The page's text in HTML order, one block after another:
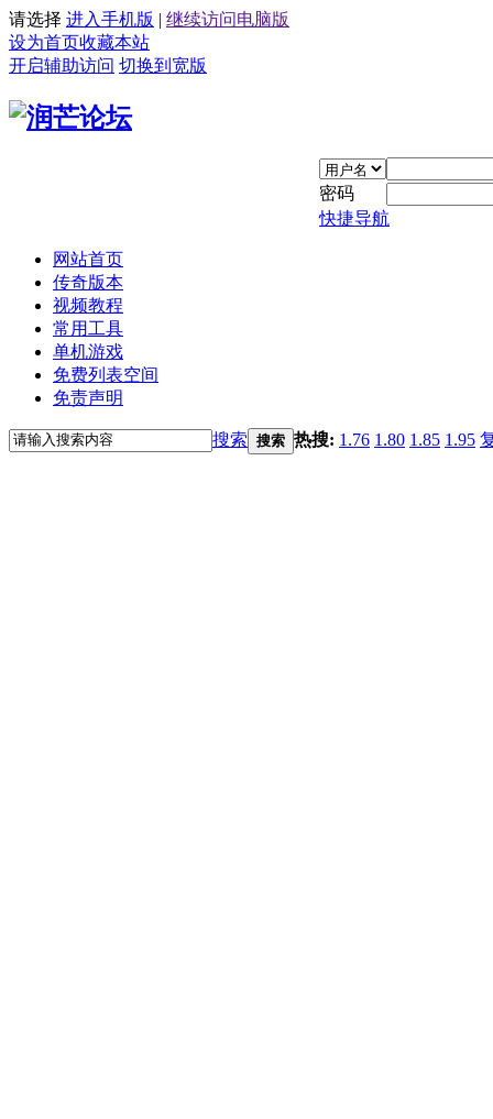
请选择 进入手机版 | 继续访问电脑版
设为首页收藏本站
开启辅助访问 切换到宽版
密码
快捷导航
网站首页
传奇版本
视频教程
常用工具
单机游戏
免费列表空间
免责声明
搜索 搜索 热搜: 1.76 1.80 1.85 1.95